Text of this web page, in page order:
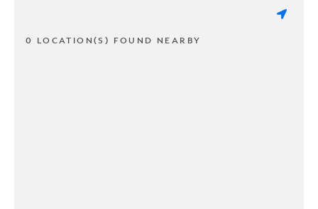
0 LOCATION(S) FOUND NEARBY